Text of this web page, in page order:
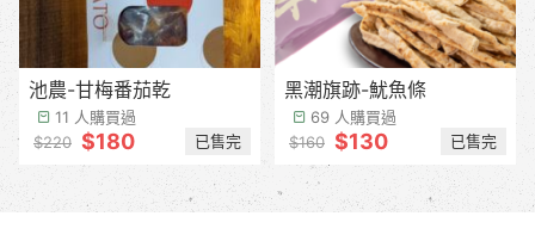
池農-甘梅番茄乾
11 人購買過
$220 $180 已售完
黑潮旗跡-魷魚條
69 人購買過
$160 $130 已售完